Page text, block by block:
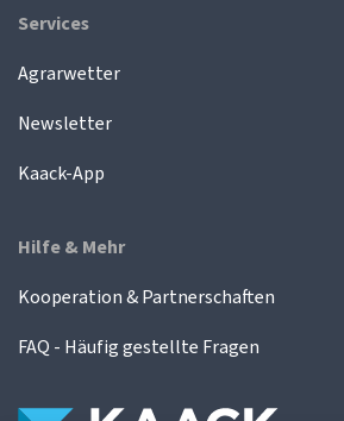
Services
Agrarwetter
Newsletter
Kaack-App
Hilfe & Mehr
Kooperation & Partnerschaften
FAQ - Häufig gestellte Fragen